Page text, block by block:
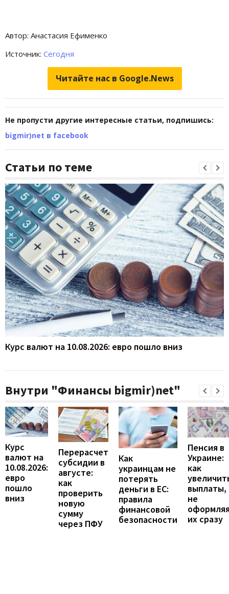
Автор: Анастасия Ефименко
Источник: Сегодня
Читайте нас в Google.News
Не пропусти другие интересные статьи, подпишись:
bigmir)net в facebook
Статьи по теме
Курс валют на 10.08.2026: евро пошло вниз
Внутри "Финансы bigmir)net"
Курс
валют на
10.08.2026:
евро
пошло
вниз
Перерасчет
субсидии в
августе:
как
проверить
новую
сумму
через ПФУ
Как
украинцам не
потерять
деньги в ЕС:
правила
финансовой
безопасности
Пенсия в
Украине:
как
выплаты,
не
их сразу